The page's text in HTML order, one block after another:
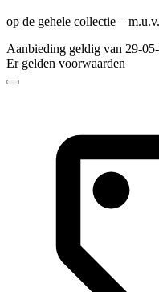
op de gehele collectie –
Aanbieding geldig van 29-
Er gelden voorwaarden